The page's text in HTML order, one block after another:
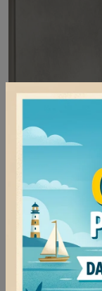
Free Volo
Se sei alla
scorrevoli,
M019 di